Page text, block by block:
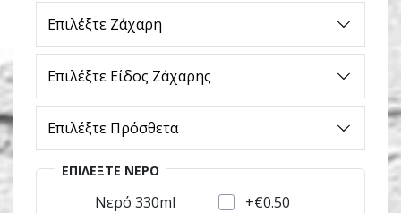
Επιλέξτε Ζάχαρη
Επιλέξτε Είδος Ζάχαρης
Επιλέξτε Πρόσθετα
ΕΠΙΛΈΞΤΕ ΝΕΡΌ
Νερό 330ml +€0.50